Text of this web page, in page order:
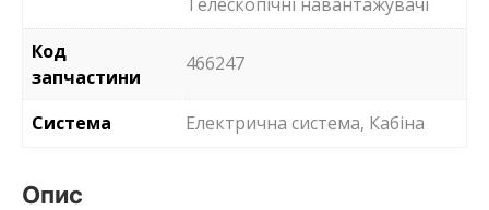
Код
запчастини
466247
Система Електрична система, Кабіна
Опис